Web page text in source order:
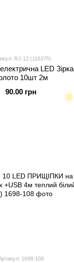
RJ-12 (116375)
LED Зірка
10шт 2м
90.00 грн
1698-108